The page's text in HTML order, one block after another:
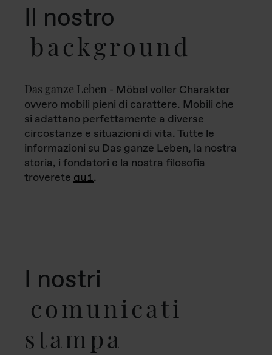
Il nostro
background
Das ganze Leben - Möbel voller Charakter
ovvero mobili pieni di carattere. Mobili che
si adattano perfettamente a diverse
circostanze e situazioni di vita. Tutte le
informazioni su Das ganze Leben, la nostra
storia, i fondatori e la nostra filosofia
troverete qui.
I nostri
comunicati
stampa